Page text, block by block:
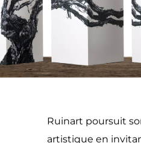
Ruinart poursuit
artistique en